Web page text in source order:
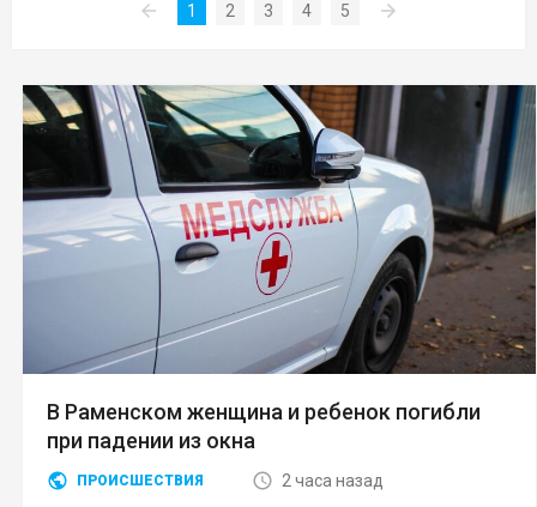
1 2 3 4 5
В Раменском женщина и ребенок погибли
при падении из окна
ПРОИСШЕСТВИЯ 2 часа назад